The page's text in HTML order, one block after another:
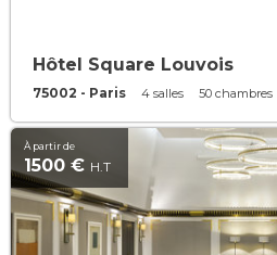
Hôtel Square Louvois
75002 - Paris 4 salles 50 chambres
À partir de
1500 € H.T